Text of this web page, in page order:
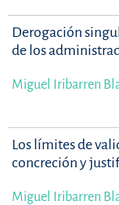
Derogación
de los
Miguel Iribarren
Los límites de
concreción y
Miguel Iribarren